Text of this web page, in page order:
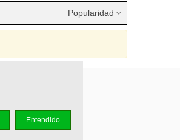
Popularidad
Entendido